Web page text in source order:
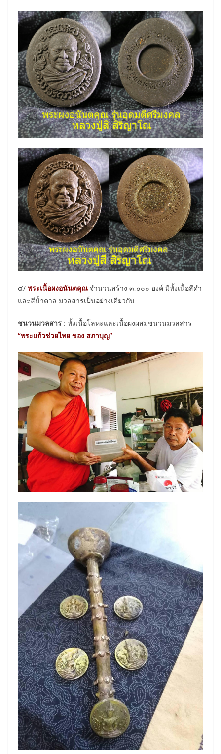
๔/ พระเนื้อผงอนันตคุณ จำนวนสร้าง ๓,๐๐๐ องค์ มีทั้งเนื้อสีดำ
และสีน้ำตาล มวลสารเป็นอย่างเดียวกัน
ชนวนมวลสาร : ทั้งเนื้อโลหะและเนื้อผงผสมชนวนมวลสาร
“พระแก้วช่วยไทย ของ สภาบุญ”